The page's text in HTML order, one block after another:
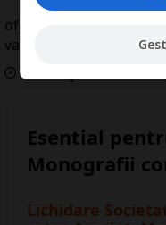
oferim solutii utile
va confruntati.
Data aparitiei:
Esential
Monografii
Lichidare